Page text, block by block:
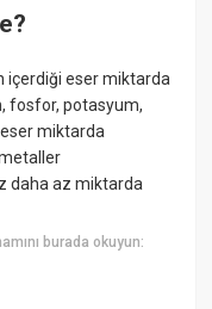
içerdiği eser miktarda
fosfor, potasyum,
miktarda
daha az miktarda
burada okuyun: